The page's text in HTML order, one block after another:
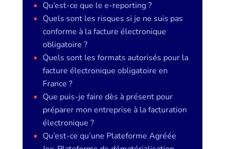
Qu’est-ce que le e-reporting ?
Quels sont les risques si je ne suis pas
conforme à la facture électronique
obligatoire ?
Quels sont les formats autorisés pour la
facture électronique obligatoire en
France ?
Que puis-je faire dès à présent pour
préparer mon entreprise à la facturation
électronique ?
Qu’est-ce qu’une Plateforme Agréée